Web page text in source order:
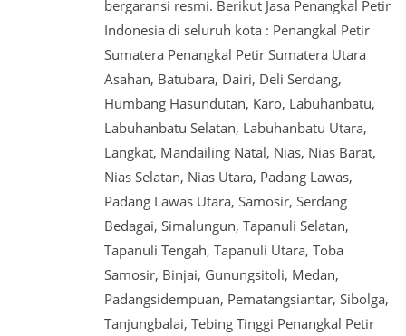
bergaransi resmi. Berikut Jasa Penangkal Petir
Indonesia di seluruh kota : Penangkal Petir
Sumatera Penangkal Petir Sumatera Utara
Asahan, Batubara, Dairi, Deli Serdang,
Humbang Hasundutan, Karo, Labuhanbatu,
Labuhanbatu Selatan, Labuhanbatu Utara,
Langkat, Mandailing Natal, Nias, Nias Barat,
Nias Selatan, Nias Utara, Padang Lawas,
Padang Lawas Utara, Samosir, Serdang
Bedagai, Simalungun, Tapanuli Selatan,
Tapanuli Tengah, Tapanuli Utara, Toba
Samosir, Binjai, Gunungsitoli, Medan,
Padangsidempuan, Pematangsiantar, Sibolga,
Tanjungbalai, Tebing Tinggi Penangkal Petir